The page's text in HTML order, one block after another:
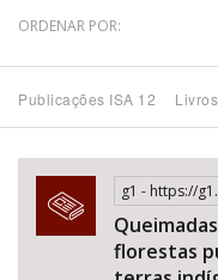
Povo Indígena
Subtema
Área de Levantamento
ORDENAR POR:
Publicações ISA 12
g1 - https://
florestas